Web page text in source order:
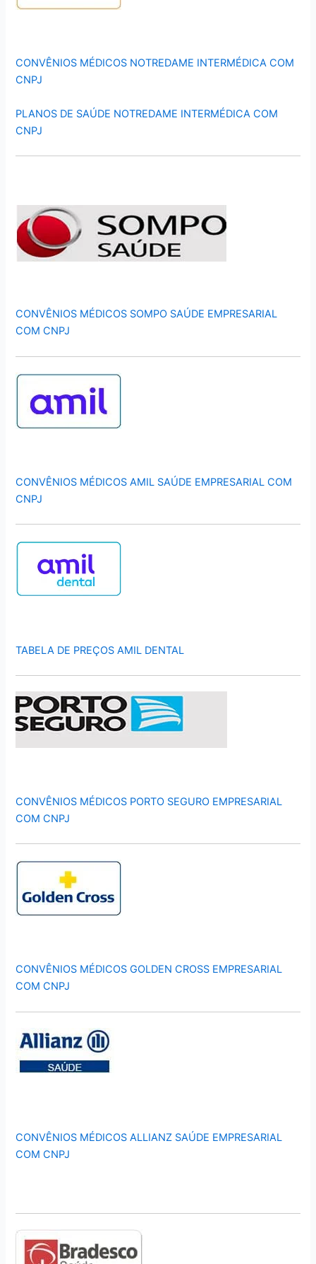
CONVÊNIOS MÉDICOS NOTREDAME INTERMÉDICA COM
CNPJ
PLANOS DE SAÚDE NOTREDAME INTERMÉDICA COM
CNPJ
CONVÊNIOS MÉDICOS SOMPO SAÚDE EMPRESARIAL
COM CNPJ
CONVÊNIOS MÉDICOS AMIL SAÚDE EMPRESARIAL COM
CNPJ
TABELA DE PREÇOS AMIL DENTAL
CONVÊNIOS MÉDICOS PORTO SEGURO EMPRESARIAL
COM CNPJ
CONVÊNIOS MÉDICOS GOLDEN CROSS EMPRESARIAL
COM CNPJ
CONVÊNIOS MÉDICOS ALLIANZ SAÚDE EMPRESARIAL
COM CNPJ